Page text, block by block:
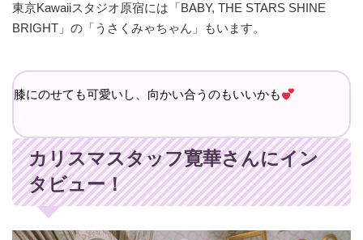
東京Kawaiiスタジオ原宿には「BABY, THE STARS SHINE
BRIGHT」の「うさくみゃちゃん」もいます。
膝にのせても可愛いし、向かい合うのもいいかも
カリスマスタッフ寛華さんにイン
タビュー！